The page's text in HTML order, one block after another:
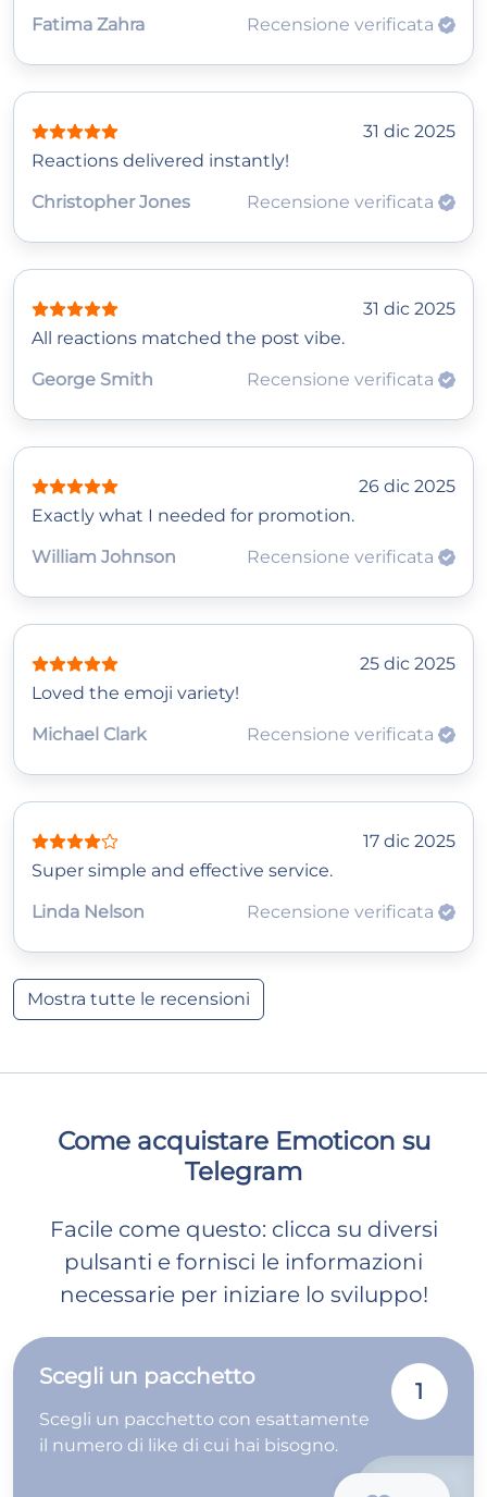
Fatima Zahra Recensione verificata
31 dic 2025
Reactions delivered instantly!
Christopher Jones
Recensione verificata
31 dic 2025
All reactions matched the post vibe.
George Smith
Recensione verificata
26 dic 2025
Exactly what I needed for promotion.
William Johnson
Recensione verificata
25 dic 2025
Loved the emoji variety!
Michael Clark
Recensione verificata
17 dic 2025
Super simple and effective service.
Linda Nelson
Recensione verificata
Mostra tutte le recensioni
Come acquistare Emoticon su
Telegram
Facile come questo: clicca su diversi
pulsanti e fornisci le informazioni
necessarie per iniziare lo sviluppo!
Scegli un pacchetto
Scegli un pacchetto con esattamente
il numero di like di cui hai bisogno.
1